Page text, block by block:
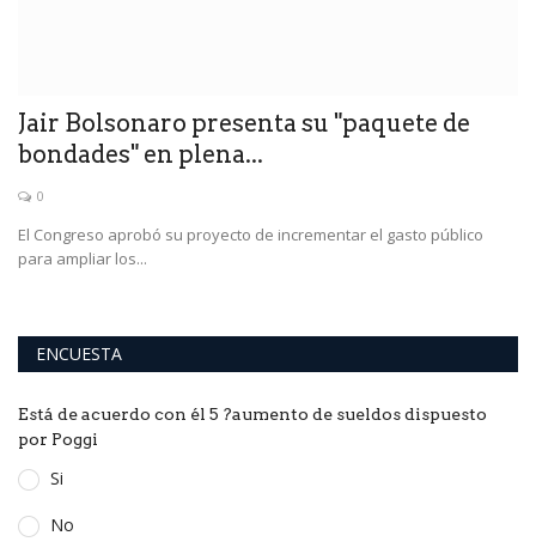
Jair Bolsonaro presenta su "paquete de
bondades" en plena...
0
El Congreso aprobó su proyecto de incrementar el gasto público
para ampliar los...
ENCUESTA
Está de acuerdo con él 5 ?aumento de sueldos dispuesto
por Poggi
Si
No